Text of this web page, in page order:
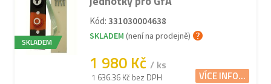
SKLADEM
Kód: 331030004638
SKLADEM (není na prodejně)
1 980 Kč / ks
1 636.36 Kč bez DPH VÍCE INFO...